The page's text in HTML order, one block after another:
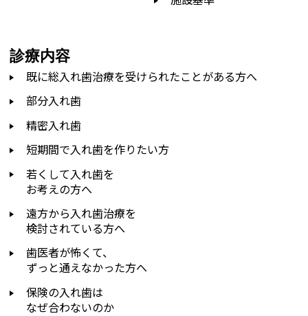
診療内容
既に総入れ歯治療を受けられたことがある方へ
部分入れ歯
精密入れ歯
短期間で入れ歯を作りたい方
若くして入れ歯を
お考えの方へ
遠方から入れ歯治療を
検討されている方へ
歯医者が怖くて、
ずっと通えなかった方へ
保険の入れ歯は
なぜ合わないのか